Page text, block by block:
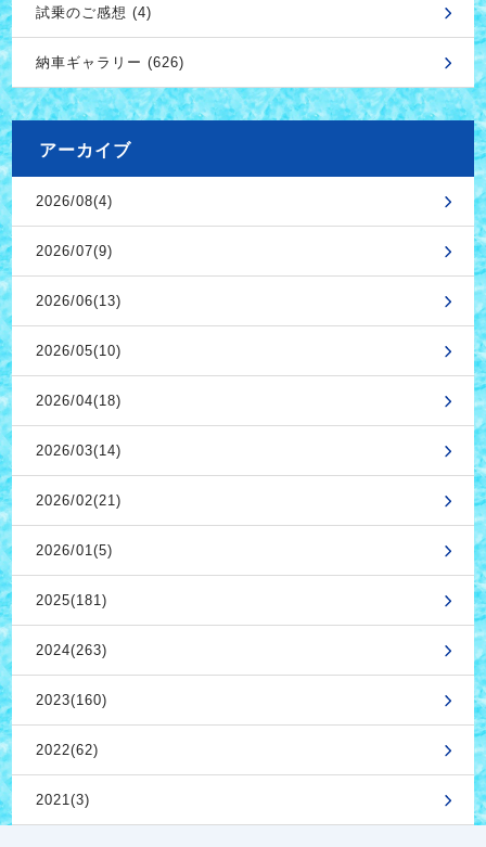
試乗のご感想 (4)
納車ギャラリー (626)
アーカイブ
2026/08(4)
2026/07(9)
2026/06(13)
2026/05(10)
2026/04(18)
2026/03(14)
2026/02(21)
2026/01(5)
2025(181)
2024(263)
2023(160)
2022(62)
2021(3)